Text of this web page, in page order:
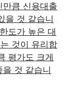
큼 신용대출
을 것 같습니
도가 높은 대
것이 유리합
평가도 크게
것 같습니